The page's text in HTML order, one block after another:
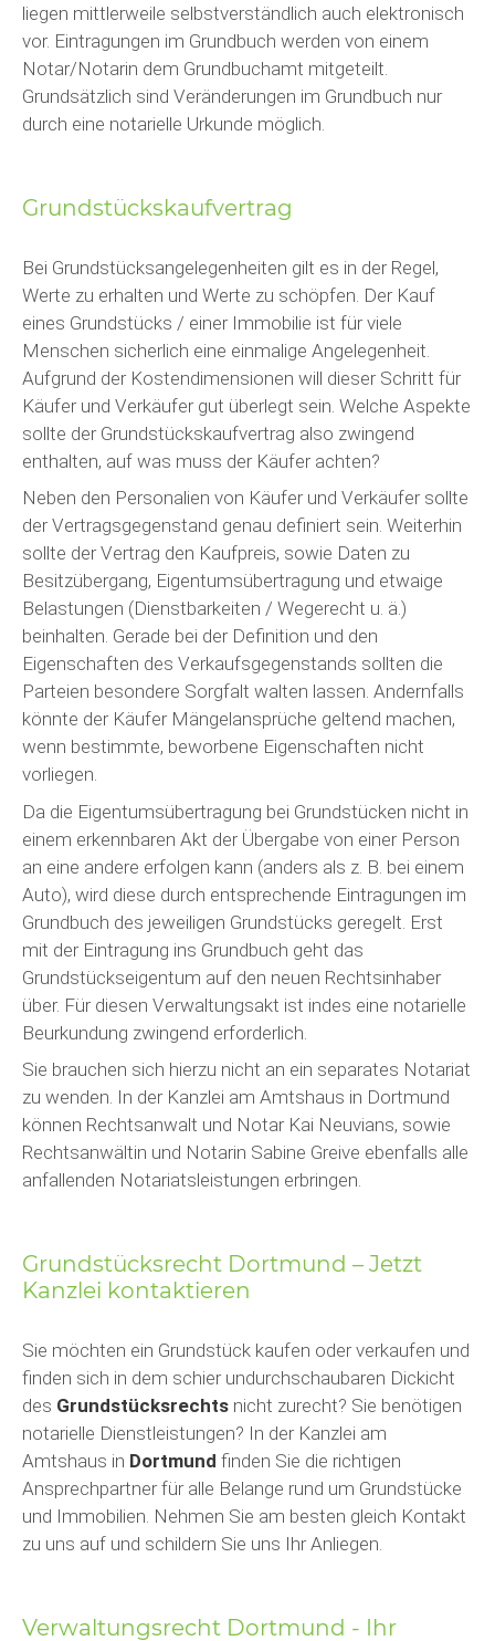
liegen mittlerweile selbstverständlich auch elektronisch
vor. Eintragungen im Grundbuch werden von einem
Notar/Notarin dem Grundbuchamt mitgeteilt.
Grundsätzlich sind Veränderungen im Grundbuch nur
durch eine notarielle Urkunde möglich.
Grundstückskaufvertrag
Bei Grundstücksangelegenheiten gilt es in der Regel,
Werte zu erhalten und Werte zu schöpfen. Der Kauf
eines Grundstücks / einer Immobilie ist für viele
Menschen sicherlich eine einmalige Angelegenheit.
Aufgrund der Kostendimensionen will dieser Schritt für
Käufer und Verkäufer gut überlegt sein. Welche Aspekte
sollte der Grundstückskaufvertrag also zwingend
enthalten, auf was muss der Käufer achten?
Neben den Personalien von Käufer und Verkäufer sollte
der Vertragsgegenstand genau definiert sein. Weiterhin
sollte der Vertrag den Kaufpreis, sowie Daten zu
Besitzübergang, Eigentumsübertragung und etwaige
Belastungen (Dienstbarkeiten / Wegerecht u. ä.)
beinhalten. Gerade bei der Definition und den
Eigenschaften des Verkaufsgegenstands sollten die
Parteien besondere Sorgfalt walten lassen. Andernfalls
könnte der Käufer Mängelansprüche geltend machen,
wenn bestimmte, beworbene Eigenschaften nicht
vorliegen.
Da die Eigentumsübertragung bei Grundstücken nicht in
einem erkennbaren Akt der Übergabe von einer Person
an eine andere erfolgen kann (anders als z. B. bei einem
Auto), wird diese durch entsprechende Eintragungen im
Grundbuch des jeweiligen Grundstücks geregelt. Erst
mit der Eintragung ins Grundbuch geht das
Grundstückseigentum auf den neuen Rechtsinhaber
über. Für diesen Verwaltungsakt ist indes eine notarielle
Beurkundung zwingend erforderlich.
Sie brauchen sich hierzu nicht an ein separates Notariat
zu wenden. In der Kanzlei am Amtshaus in Dortmund
können Rechtsanwalt und Notar Kai Neuvians, sowie
Rechtsanwältin und Notarin Sabine Greive ebenfalls alle
anfallenden Notariatsleistungen erbringen.
Grundstücksrecht Dortmund – Jetzt
Kanzlei kontaktieren
Sie möchten ein Grundstück kaufen oder verkaufen und
finden sich in dem schier undurchschaubaren Dickicht
des Grundstücksrechts nicht zurecht? Sie benötigen
notarielle Dienstleistungen? In der Kanzlei am
Amtshaus in Dortmund finden Sie die richtigen
Ansprechpartner für alle Belange rund um Grundstücke
und Immobilien. Nehmen Sie am besten gleich Kontakt
zu uns auf und schildern Sie uns Ihr Anliegen.
Verwaltungsrecht Dortmund - Ihr